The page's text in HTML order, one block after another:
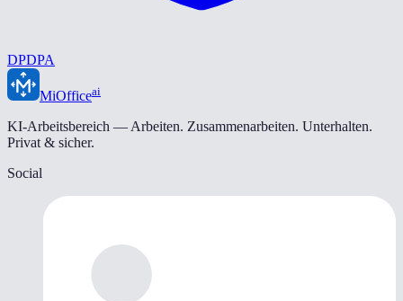
DPDPA
MiOfficeai
KI-Arbeitsbereich — Arbeiten. Zusammenarbeiten. Unterhalten.
Privat & sicher.
Social